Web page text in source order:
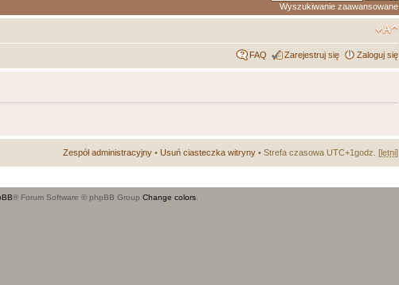
Wyszukiwanie zaawansowane
FAQ Zarejestruj się Zaloguj się
Zespół administracyjny • Usuń ciasteczka witryny • Strefa czasowa UTC+1godz. [letni]
® Forum Software © phpBB Group Change colors.